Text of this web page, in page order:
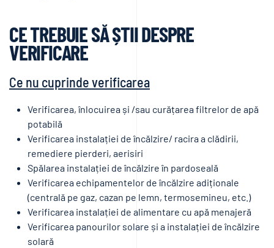
CE TREBUIE SĂ ȘTII DESPRE
VERIFICARE
Ce nu cuprinde verificarea
Verificarea, înlocuirea și /sau curățarea filtrelor de apă
potabilă
Verificarea instalației de încălzire/ racira a clădirii,
remediere pierderi, aerisiri
Spălarea instalației de încălzire în pardoseală
Verificarea echipamentelor de încălzire adiționale
(centrală pe gaz, cazan pe lemn, termosemineu, etc.)
Verificarea instalației de alimentare cu apă menajeră
Verificarea panourilor solare și a instalației de încălzire
solară